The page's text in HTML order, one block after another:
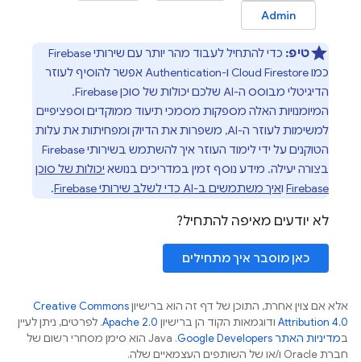
Admin
טיפ:
כדי להתחיל לעבוד מהר יותר עם שירותי Firebase
כמוCloud Firestoreו-Authenticationאפשר להוסיף לעוזר
הדיגיטלי מבוסס ה-AI שלכם יכולות של סוכן Firebase.
המיומנויות האלה מספקות מסמכי תיעוד ממוקדים וספציפיים
למשימות לעוזר ה-AI, משפרות את הדיוק ומפחיתות את עלות
הטוקנים על ידי לימוד העוזר איך להשתמש בשירותי Firebase
בצורה יעילה. מידע נוסף זמין במדריכים בנושא יכולות של סוכן
Firebaseו איך משתמשים ב-AI כדי לשלב שירותי Firebase .
לא יודעים מאיפה להתחיל?
כאן מוסבר איך מתחילים
אלא אם צוין אחרת, התוכן של דף זה הוא ברישיוןCreative Commons
Attribution 4.0ודוגמאות הקוד הן ברישיון Apache 2.0. לפרטים, ניתן לעיין
במדיניות האתר Google Developers‏
.‏ Java הוא סימן מסחרי רשום של
חברת Oracle ו/או של השותפים העצמאיים שלה.